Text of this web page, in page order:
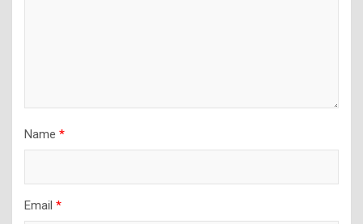
Name *
Email *